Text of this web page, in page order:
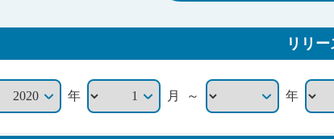
リリー
年 月 ～ 年